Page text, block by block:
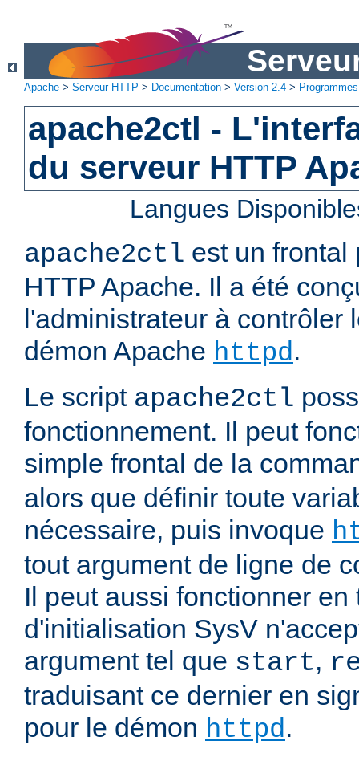
Apache > Serveur HTTP > Documentation > Version 2.4 > Programmes
apache2ctl -
du serveur HTTP
Langues
apache2ctl est un frontal
HTTP Apache. Il a été
l'administrateur à contrôler
démon Apache httpd.
Le script apache2ctl
fonctionnement. Il peut
simple frontal de la
alors que définir toute
nécessaire, puis invoque
tout argument de ligne de
Il peut aussi fonctionner en
d'initialisation SysV
argument tel que start,
traduisant ce dernier en
pour le démon httpd.